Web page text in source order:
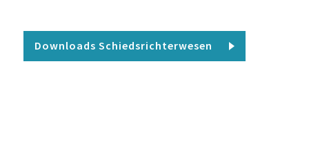
Downloads Schiedsrichterwesen